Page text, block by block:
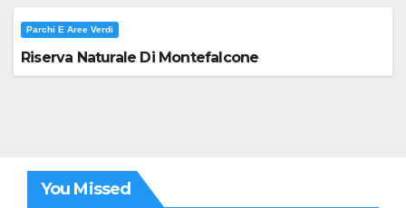
Parchi E Aree Verdi
Riserva Naturale Di Montefalcone
You Missed